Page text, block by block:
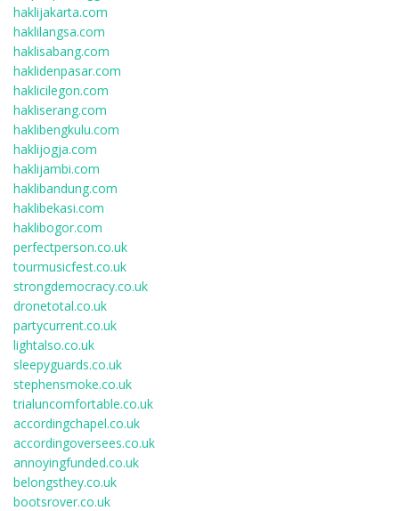
haklijakarta.com
haklilangsa.com
haklisabang.com
haklidenpasar.com
haklicilegon.com
hakliserang.com
haklibengkulu.com
haklijogja.com
haklijambi.com
haklibandung.com
haklibekasi.com
haklibogor.com
perfectperson.co.uk
tourmusicfest.co.uk
strongdemocracy.co.uk
dronetotal.co.uk
partycurrent.co.uk
lightalso.co.uk
sleepyguards.co.uk
stephensmoke.co.uk
trialuncomfortable.co.uk
accordingchapel.co.uk
accordingoversees.co.uk
annoyingfunded.co.uk
belongsthey.co.uk
bootsrover.co.uk